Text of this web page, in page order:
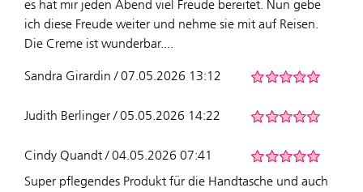
es hat mir jeden Abend viel Freude bereitet. Nun gebe
ich diese Freude weiter und nehme sie mit auf Reisen.
Die Creme ist wunderbar....
Sandra Girardin / 07.05.2026 13:12
Judith Berlinger / 05.05.2026 14:22
Cindy Quandt / 04.05.2026 07:41
Super pflegendes Produkt für die Handtasche und auch